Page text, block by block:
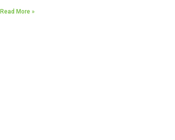
Read More »